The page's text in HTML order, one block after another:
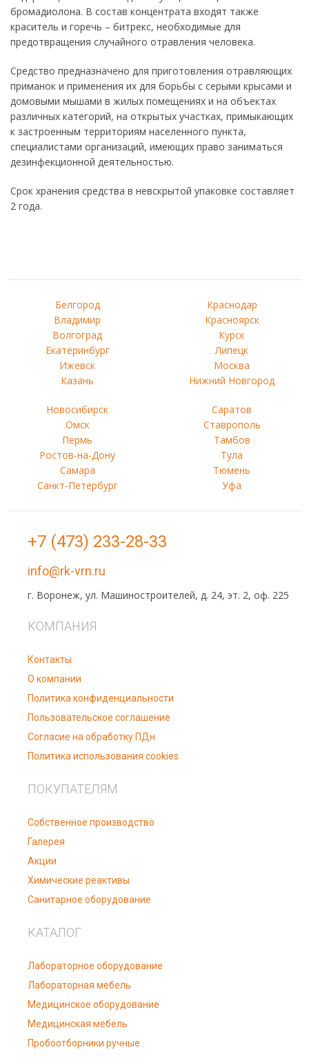
бромадиолона. В состав концентрата входят также
краситель и горечь – битрекс, необходимые для
предотвращения случайного отравления человека.
Средство предназначено для приготовления отравляющих
приманок и применения их для борьбы с серыми крысами и
домовыми мышами в жилых помещениях и на объектах
различных категорий, на открытых участках, примыкающих
к застроенным территориям населенного пункта,
специалистами организаций, имеющих право заниматься
дезинфекционной деятельностью.
Срок хранения средства в невскрытой упаковке составляет
2 года.
Белгород
Владимир
Волгоград
Екатеринбург
Ижевск
Казань
Краснодар
Красноярск
Курск
Липецк
Москва
Нижний Новгород
Новосибирск
Омск
Пермь
Ростов-на-Дону
Самара
Санкт-Петербург
Саратов
Ставрополь
Тамбов
Тула
Тюмень
Уфа
+7 (473) 233-28-33
info@rk-vrn.ru
г. Воронеж, ул. Машиностроителей, д. 24, эт. 2, оф. 225
КОМПАНИЯ
Контакты
О компании
Политика конфиденциальности
Пользовательское соглашение
Согласие на обработку ПДн
Политика использования cookies
ПОКУПАТЕЛЯМ
Собственное производство
Галерея
Акции
Химические реактивы
Санитарное оборудование
КАТАЛОГ
Лабораторное оборудование
Лабораторная мебель
Медицинское оборудование
Медицинская мебель
Пробоотборники ручные